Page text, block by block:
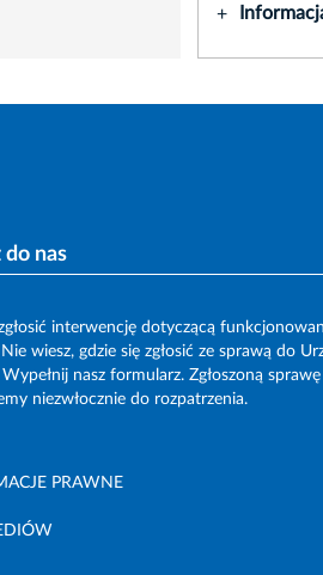
+
do nas
interwencję dotyczącą
wiesz, gdzie się zgłosić ze sprawą do
Wypełnij nasz formularz. Zgłoszoną sprawę
niezwłocznie do rozpatrzenia.
PRAWNE